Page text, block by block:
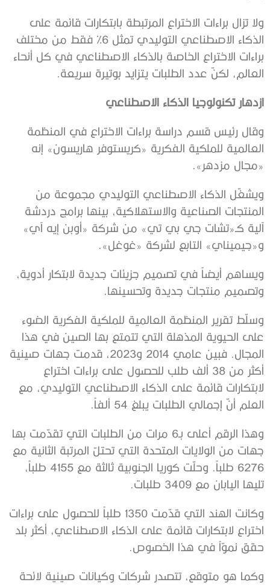
ولا تزال براءات الاختراع المرتبطة بابتكارات قائمة على
الذكاء الاصطناعي التوليدي تمثل 6% فقط من مختلف
براءات الاختراع الخاصة بالذكاء الاصطناعي في كل أنحاء
العالم، لكنّ عدد الطلبات يتزايد بوتيرة سريعة.
ازدهار تكنولوجيا الذكاء الاصطناعي
وقال رئيس قسم دراسة براءات الاختراع في المنظمة
العالمية للملكية الفكرية «كريستوفر هاريسون» إنه
«مجال مزدهر».
ويشغّل الذكاء الاصطناعي التوليدي مجموعة من
المنتجات الصناعية والاستهلاكية، بينها برامج دردشة
آلية كـ«تشات جي بي تي» من شركة «أوبن إيه آي»
و«جيميناي» التابع لشركة «غوغل».
ويساهم أيضاً في تصميم جزيئات جديدة لابتكار أدوية،
وتصميم منتجات جديدة وتحسينها.
وسلّط تقرير المنظمة العالمية للملكية الفكرية الضوء
على الحيوية المذهلة التي تتمتع بها الصين في هذا
المجال. فبين عامي 2014 و2023، قدمت جهات صينية
أكثر من 38 ألف طلب للحصول على براءات اختراع
لابتكارات قائمة على الذكاء الاصطناعي التوليدي، مع
العلم أنّ إجمالي الطلبات يبلغ 54 ألفاً.
وهذا الرقم أعلى بـ6 مرات من الطلبات التي تقدّمت بها
جهات من الولايات المتحدة التي تحتلّ المرتبة الثانية مع
6276 طلباً. وحلّت كوريا الجنوبية ثالثة مع 4155 طلباً،
تليها اليابان مع 3409 طلبات.
وكانت الهند التي قدّمت 1350 طلباً للحصول على براءات
اختراع لابتكارات قائمة على الذكاء الاصطناعي، أكثر بلد
حقق نموّاً في هذا الخصوص.
وكما هو متوقع، تتصدر شركات وكيانات صينية لائحة